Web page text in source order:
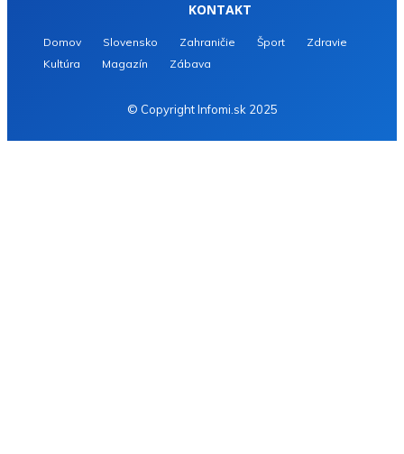
KONTAKT
Domov Slovensko Zahraničie Šport
Zdravie
Kultúra
Magazín Zábava
© Copyright Infomi.sk 2025